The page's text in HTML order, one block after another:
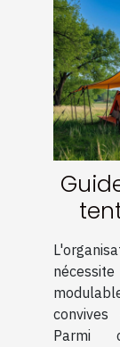
Parmi